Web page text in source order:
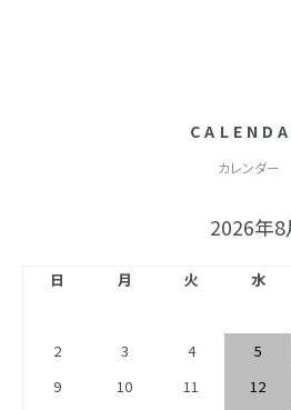
カレンダー
2026年8
日 月 火 水
2
3 4 5
9
10 11 12